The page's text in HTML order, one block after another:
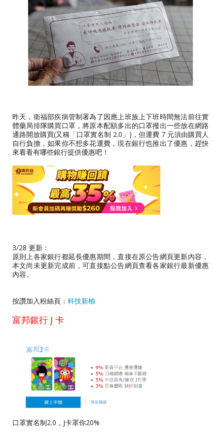
昨天，衛福部疾病管制署為了因應上班族上下班時間無法前往實
體藥局排隊購買口罩，將原本配額多出的口罩撥出一些放在網路
通路開放購買(又稱「口罩實名制 2.0」)，但運費 7 元須由購買人
自行負擔，如果你不想多花運費，現在銀行也推出了優惠，趕快
來看看有哪些銀行提供優惠吧！
3/28 更新：
原則上各家銀行都延長優惠期間，直接在原公告網頁更新內容，
本文尚未更新完成前，可直接點公告網頁查看各家銀行最新優惠
內容。
按讚加入粉絲頁： 科技新柚
富邦銀行 J 卡
口罩實名制2.0，J卡罩你20%